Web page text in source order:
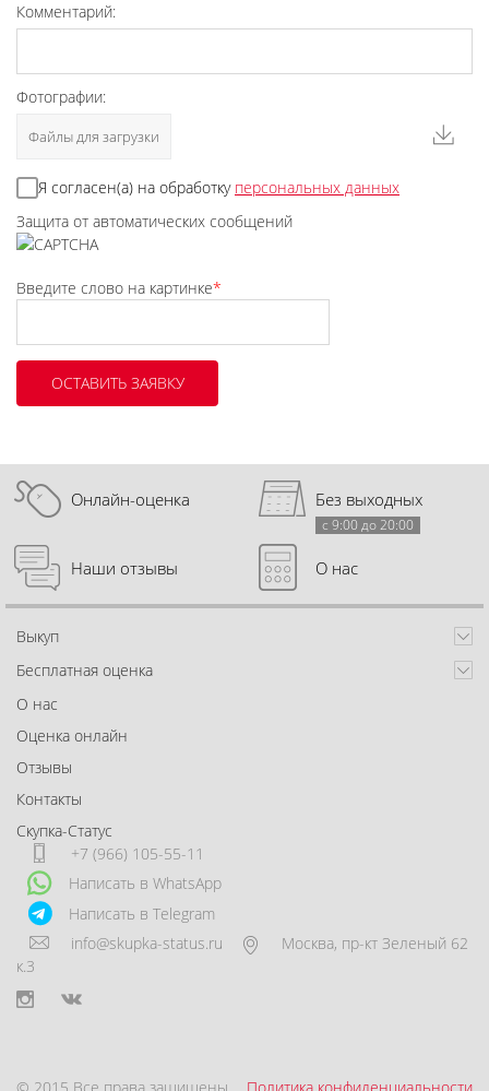
Комментарий:
Фотографии:
Файлы для загрузки
Я согласен(а) на обработку персональных данных
Защита от автоматических сообщений
Введите слово на картинке*
Онлайн-оценка Без выходных
с 9:00 до 20:00
Наши отзывы О нас
Выкуп
Бесплатная оценка
О нас
Оценка онлайн
Отзывы
Контакты
Скупка-Статус
+7 (966) 105-55-11
Написать в WhatsApp
Написать в Telegram
info@skupka-status.ru
Москва, пр-кт Зеленый 62
к.3